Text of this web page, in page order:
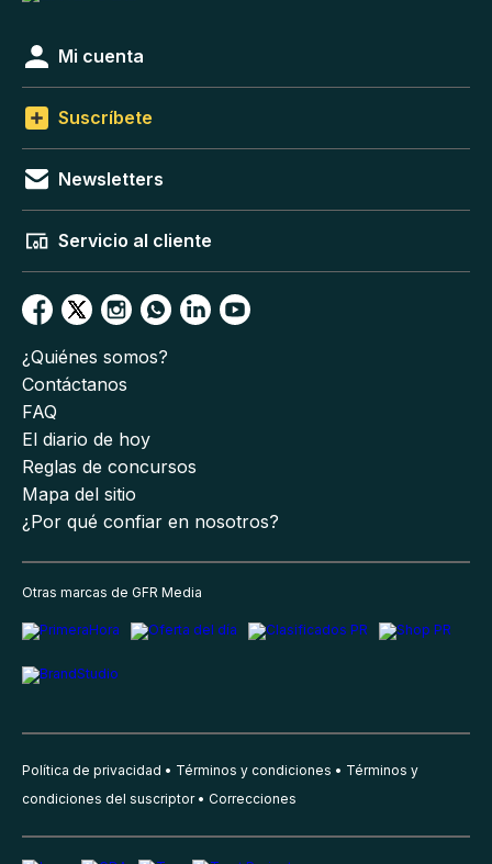
Mi cuenta
Suscríbete
Newsletters
Servicio al cliente
¿Quiénes somos?
Contáctanos
FAQ
El diario de hoy
Reglas de concursos
Mapa del sitio
¿Por qué confiar en nosotros?
Otras marcas de GFR Media
Política de privacidad Términos y condiciones
Términos y
condiciones del suscriptor
Correcciones